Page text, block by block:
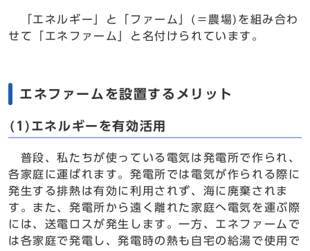
「エネルギー」と「ファーム」(＝農場)を組み合わ
せて「エネファーム」と名付けられています。
エネファームを設置するメリット
(1)エネルギーを有効活用
普段、私たちが使っている電気は発電所で作られ、
各家庭に運ばれます。発電所では電気が作られる際に
発生する排熱は有効に利用されず、海に廃棄されま
す。また、発電所から遠く離れた家庭へ電気を運ぶ際
には、送電ロスが発生します。一方、エネファームで
は各家庭で発電し、発電時の熱も自宅の給湯で使用で